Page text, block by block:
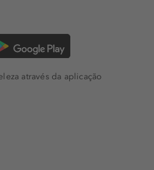
através da aplicação